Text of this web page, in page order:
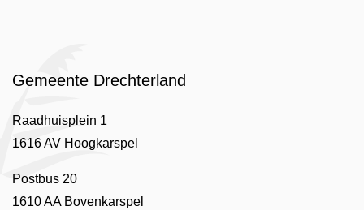
Gemeente Drechterland
Raadhuisplein 1
1616 AV Hoogkarspel
Postbus 20
1610 AA Bovenkarspel